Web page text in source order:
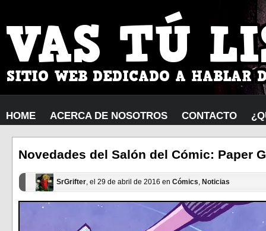
HOME ACERCA DE NOSOTROS CONTACTO
Novedades del Salón del Cómic: Paper
SrGrifter, el 29 de abril de 2016 en Cómics, Noticias